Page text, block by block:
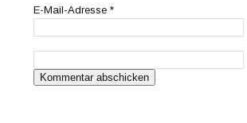
E-Mail-Adresse*